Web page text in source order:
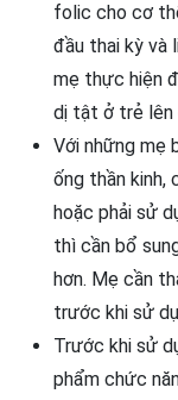
folic cho cơ
đầu thai kỳ và
mẹ thực hiện
dị tật ở trẻ lên
Với những mẹ
ống thần kinh,
hoặc phải sử
thì cần bổ
hơn. Mẹ cần
trước khi sử
Trước khi sử
phẩm chức